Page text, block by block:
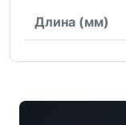
Длина (мм)